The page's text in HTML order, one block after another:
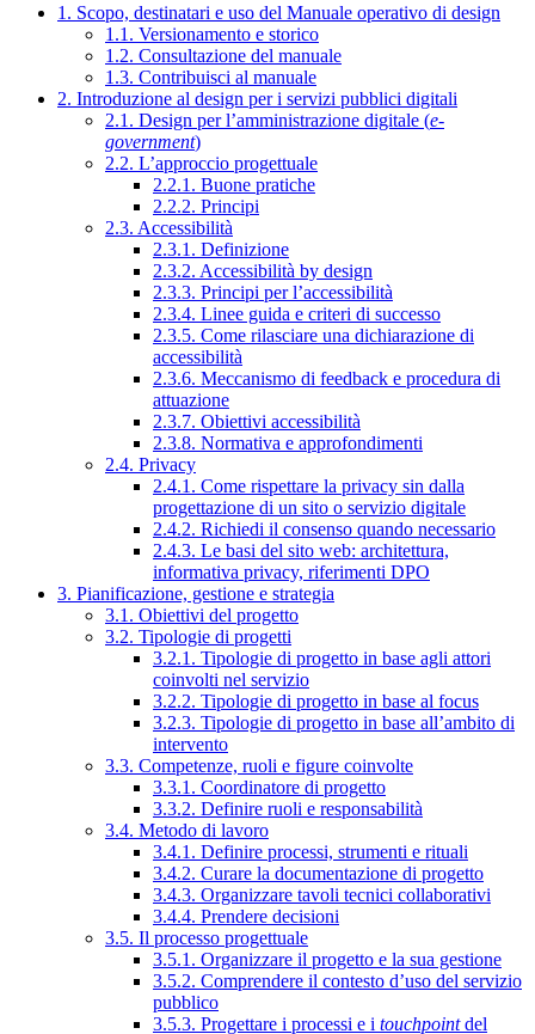
1. Scopo, destinatari e uso del Manuale operativo di design
1.1. Versionamento e storico
1.2. Consultazione del manuale
1.3. Contribuisci al manuale
2. Introduzione al design per i servizi pubblici digitali
2.1. Design per l’amministrazione digitale (e-
government)
2.2. L’approccio progettuale
2.2.1. Buone pratiche
2.2.2. Principi
2.3. Accessibilità
2.3.1. Definizione
2.3.2. Accessibilità by design
2.3.3. Principi per l’accessibilità
2.3.4. Linee guida e criteri di successo
2.3.5. Come rilasciare una dichiarazione di
accessibilità
2.3.6. Meccanismo di feedback e procedura di
attuazione
2.3.7. Obiettivi accessibilità
2.3.8. Normativa e approfondimenti
2.4. Privacy
2.4.1. Come rispettare la privacy sin dalla
progettazione di un sito o servizio digitale
2.4.2. Richiedi il consenso quando necessario
2.4.3. Le basi del sito web: architettura,
informativa privacy, riferimenti DPO
3. Pianificazione, gestione e strategia
3.1. Obiettivi del progetto
3.2. Tipologie di progetti
3.2.1. Tipologie di progetto in base agli attori
coinvolti nel servizio
3.2.2. Tipologie di progetto in base al focus
3.2.3. Tipologie di progetto in base all’ambito di
intervento
3.3. Competenze, ruoli e figure coinvolte
3.3.1. Coordinatore di progetto
3.3.2. Definire ruoli e responsabilità
3.4. Metodo di lavoro
3.4.1. Definire processi, strumenti e rituali
3.4.2. Curare la documentazione di progetto
3.4.3. Organizzare tavoli tecnici collaborativi
3.4.4. Prendere decisioni
3.5. Il processo progettuale
3.5.1. Organizzare il progetto e la sua gestione
3.5.2. Comprendere il contesto d’uso del servizio
pubblico
3.5.3. Progettare i processi e i touchpointdel